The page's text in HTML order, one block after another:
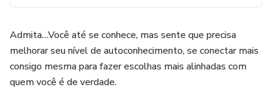
Admita…Você até se conhece, mas sente que precisa
melhorar seu nível de autoconhecimento, se conectar mais
consigo mesma para fazer escolhas mais alinhadas com
quem você é de verdade.